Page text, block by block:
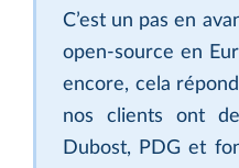
C’est un pas en
open-source en
encore, cela
nos clients ont
Dubost, PDG et